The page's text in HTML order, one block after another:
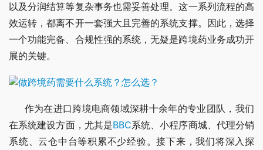
以及分润结算等复杂事务也需妥善处理。这一系列流程的高
效运转，都离不开一套强大且完善的系统支撑。因此，选择
一个功能完备、合规性强的系统，无疑是跨境药业务成功开
展的关键。
作为在进口跨境电商领域深耕十余年的专业团队，我们
在系统建设方面，尤其是BBC系统、小程序商城、代理分销
系统、云仓中台等积累不少经验。接下来，我们将深入探